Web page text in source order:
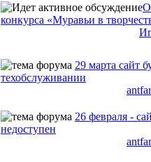
конкурса «Муравьи в
29 марта сайт
техобслуживании
26 февраля -
недоступен